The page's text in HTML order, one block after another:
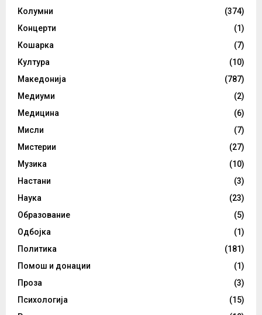
Колумни
(374)
Концерти
(1)
Кошарка
(7)
Култура
(10)
Македонија
(787)
Медиуми
(2)
Медицина
(6)
Мисли
(7)
Мистерии
(27)
Музика
(10)
Настани
(3)
Наука
(23)
Образование
(5)
Одбојка
(1)
Политика
(181)
Помош и донации
(1)
Проза
(3)
Психологија
(15)